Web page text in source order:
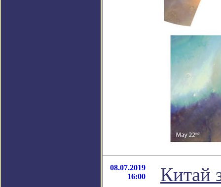
08.07.2019
16:00
Китай